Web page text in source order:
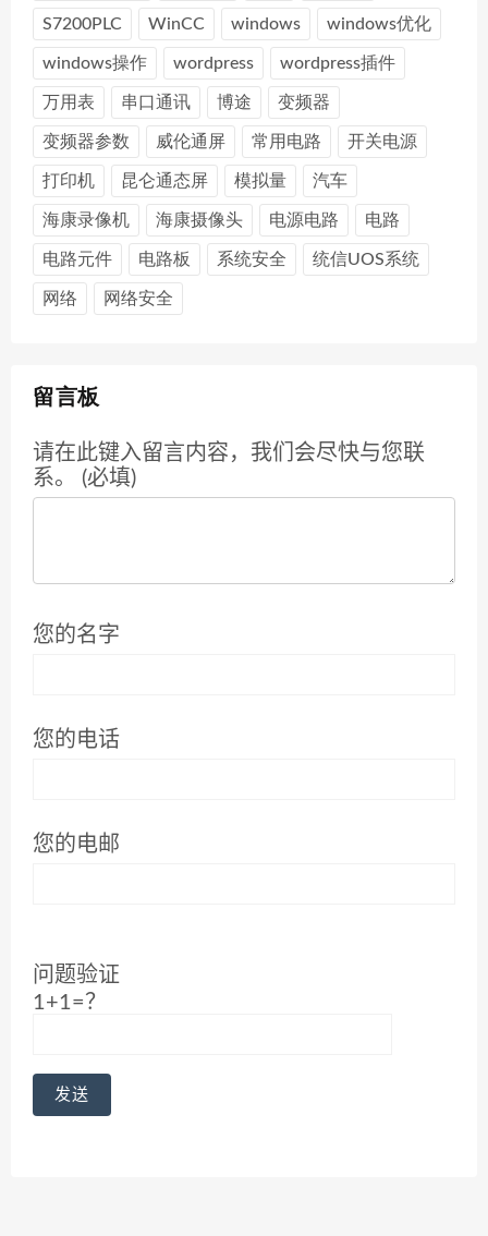
S7200PLC WinCC windows windows优化
windows操作 wordpress wordpress插件
万用表 串口通讯 博途 变频器
变频器参数 威伦通屏 常用电路 开关电源
打印机 昆仑通态屏 模拟量 汽车
海康录像机 海康摄像头 电源电路 电路
电路元件 电路板 系统安全 统信UOS系统
网络 网络安全
留言板
请在此键入留言内容，我们会尽快与您联
系。 (必填)
您的名字
您的电话
您的电邮
问题验证
1+1=？